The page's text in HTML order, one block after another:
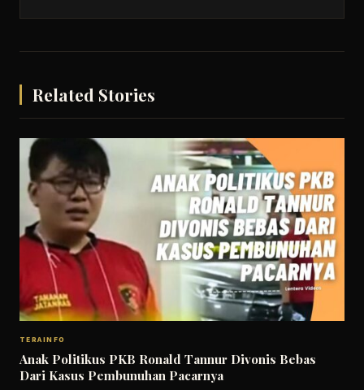
Related Stories
TERAINFO
Anak Politikus PKB Ronald Tannur Divonis Bebas
Dari Kasus Pembunuhan Pacarnya